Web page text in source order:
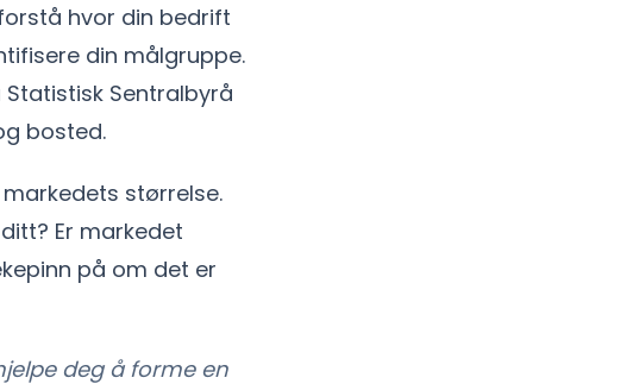
hvor din bedrift
din målgruppe.
Sentralbyrå
bosted.
størrelse.
Er markedet
på om det er
deg å forme en